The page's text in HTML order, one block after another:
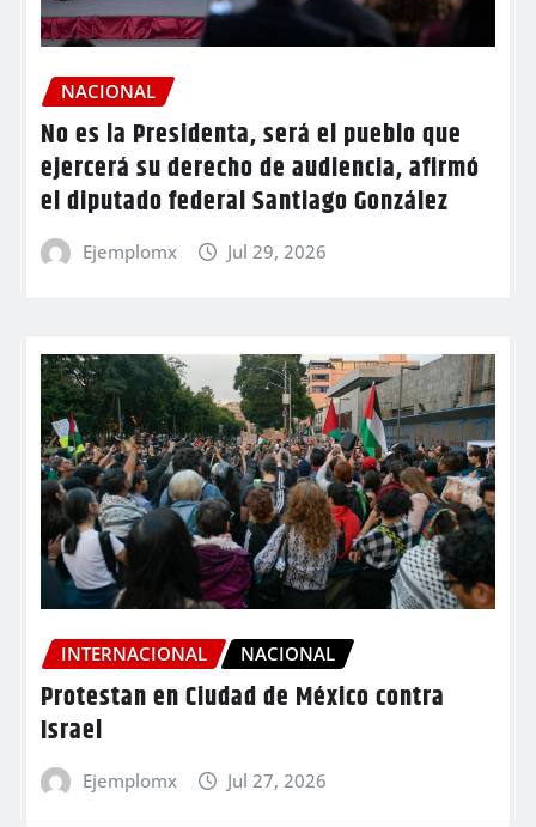
NACIONAL
No es la Presidenta, será el pueblo que
ejercerá su derecho de audiencia, afirmó
el diputado federal Santiago González
Ejemplomx Jul 29, 2026
INTERNACIONAL NACIONAL
Protestan en Ciudad de México contra
Israel
Ejemplomx Jul 27, 2026